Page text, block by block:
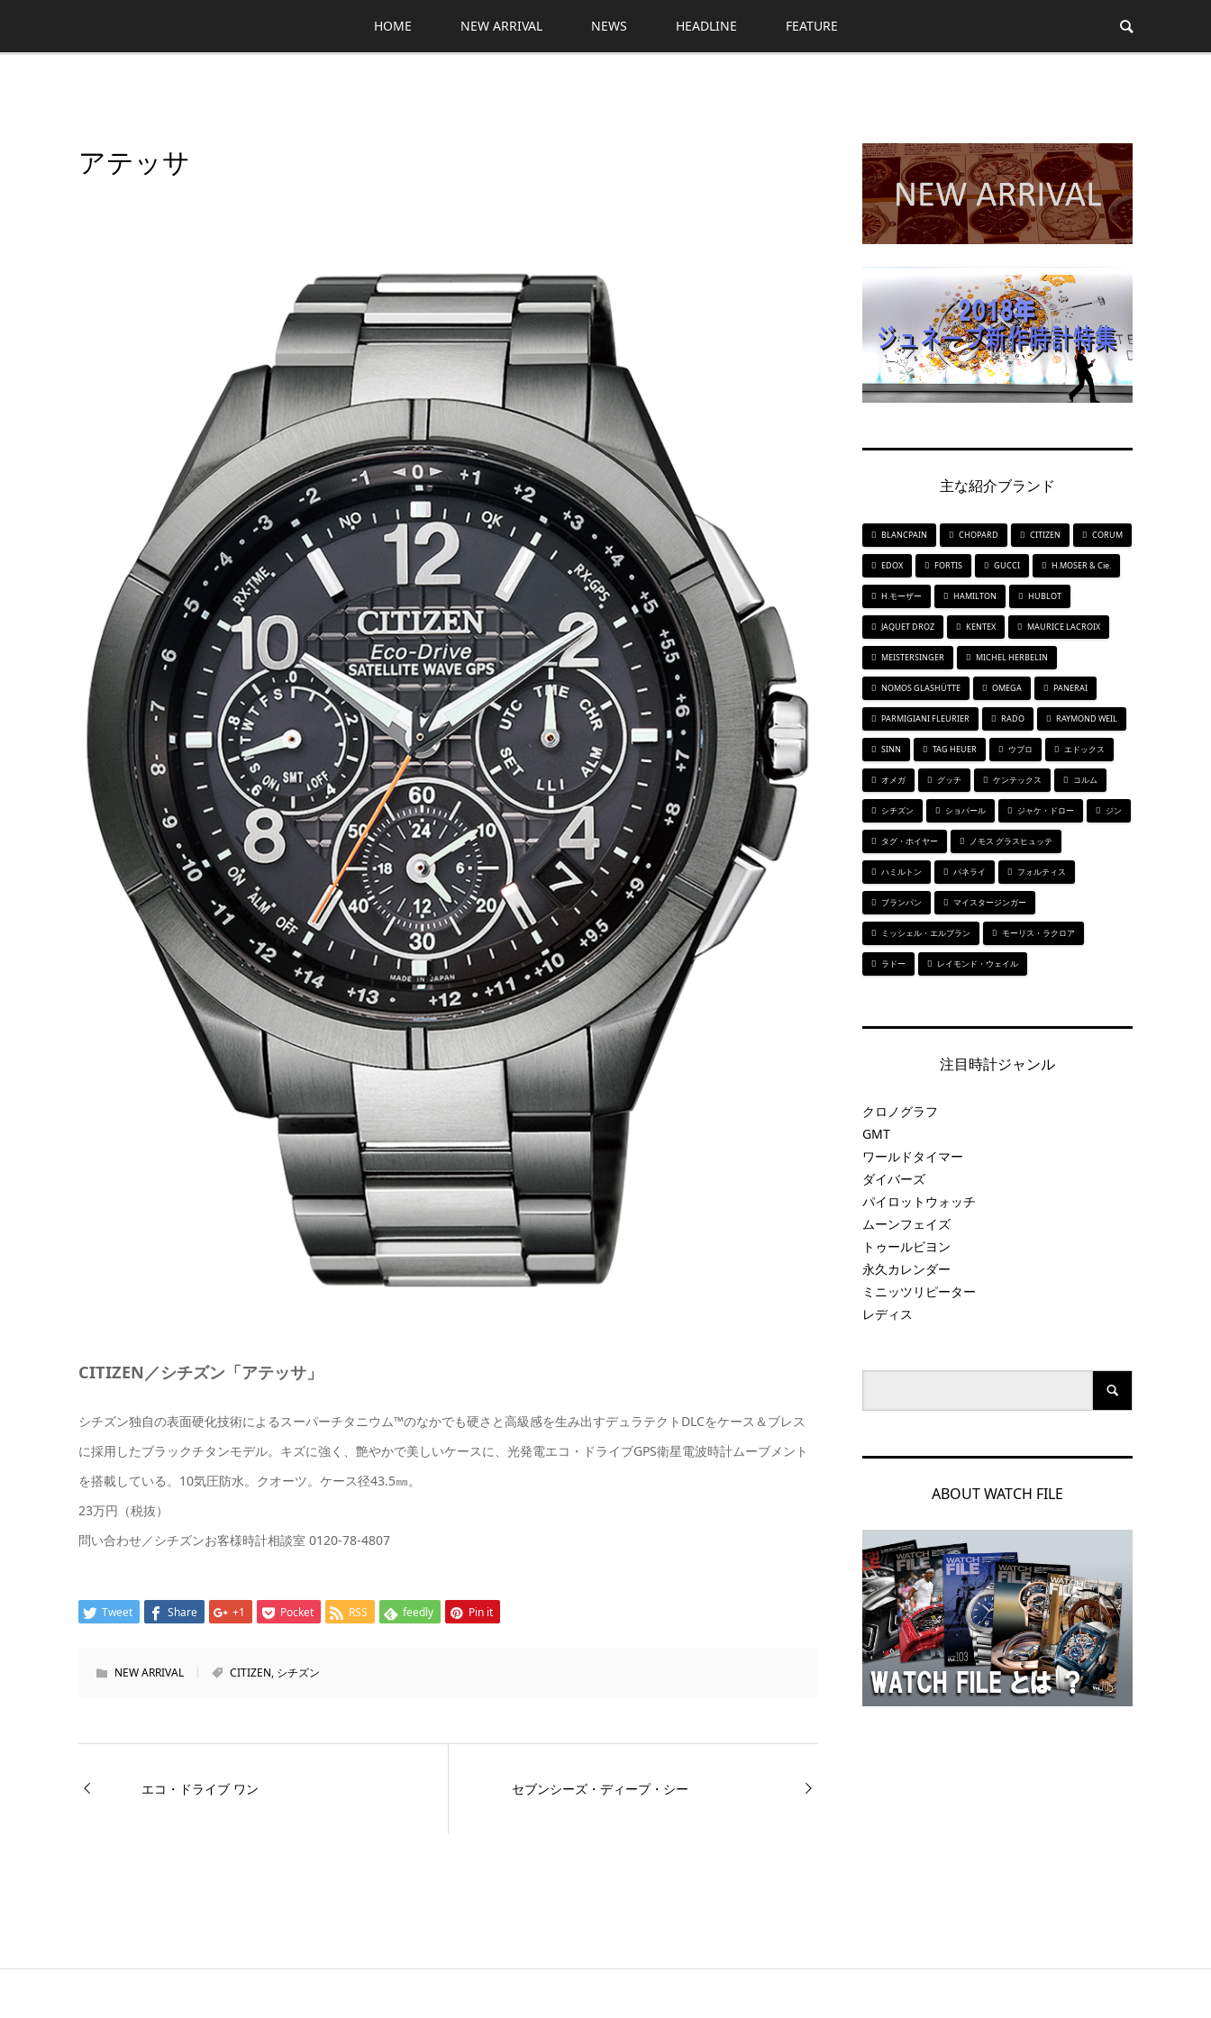
HOME
NEW ARRIVAL NEWS HEADLINE FEATURE
アテッサ
CITIZEN／シチズン「アテッサ」
シチズン独自の表面硬化技術によるスーパーチタニウム™のなかでも硬さと高級感を生み出すデュラテクトDLCをケース＆ブレス
に採用したブラックチタンモデル。キズに強く、艶やかで美しいケースに、光発電エコ・ドライブGPS衛星電波時計ムーブメント
を搭載している。10気圧防水。クオーツ。ケース径43.5㎜。
23万円（税抜）
問い合わせ／シチズンお客様時計相談室 0120-78-4807
Tweet Share +1 Pocket RSS feedly Pin it
NEW ARRIVAL CITIZEN, シチズン
エコ・ドライブ ワン セブンシーズ・ディープ・シー
主な紹介ブランド
BLANCPAIN CHOPARD CITIZEN CORUM
EDOX FORTIS GUCCI H.MOSER & Cie.
H.モーザー HAMILTON HUBLOT
JAQUET DROZ KENTEX MAURICE LACROIX
MEISTERSINGER MICHEL HERBELIN
NOMOS GLASHÜTTE OMEGA PANERAI
PARMIGIANI FLEURIER RADO RAYMOND WEIL
SINN TAG HEUER ウブロ エドックス
オメガ グッチ ケンテックス コルム
シチズン ショパール ジャケ・ドロー ジン
タグ・ホイヤー ノモス グラスヒュッテ
ハミルトン パネライ フォルティス
ブランパン マイスタージンガー
ミッシェル・エルブラン モーリス・ラクロア
ラドー レイモンド・ウェイル
注目時計ジャンル
クロノグラフ
GMT
ワールドタイマー
ダイバーズ
パイロットウォッチ
ムーンフェイズ
トゥールビヨン
永久カレンダー
ミニッツリピーター
レディス
ABOUT WATCH FILE